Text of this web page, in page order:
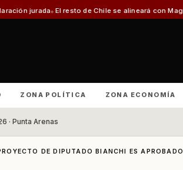
de Chile se alineará con Magallanes: confirman
ZONA POLÍTICA ZONA ECONOMÍA
· Punta Arenas
DE DIPUTADO BIANCHI ES